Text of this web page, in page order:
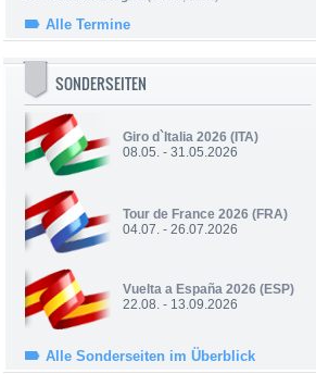
Alle Termine
SONDERSEITEN
Giro d`Italia 2026 (ITA)
08.05. - 31.05.2026
Tour de France 2026 (FRA)
04.07. - 26.07.2026
Vuelta a España 2026 (ESP)
22.08. - 13.09.2026
Alle Sonderseiten im Überblick